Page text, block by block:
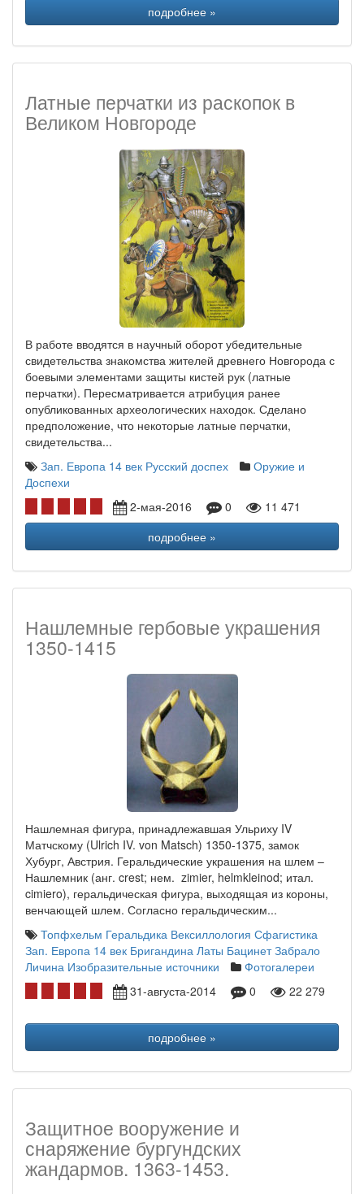
подробнее »
Латные перчатки из раскопок в
Великом Новгороде
В работе вводятся в научный оборот убедительные
свидетельства знакомства жителей древнего Новгорода с
боевыми элементами защиты кистей рук (латные
перчатки). Пересматривается атрибуция ранее
опубликованных археологических находок. Сделано
предположение, что некоторые латные перчатки,
свидетельства...
Зап. Европа 14 век Русский доспех
Оружие и
Доспехи
2-мая-2016
0
11 471
подробнее »
Нашлемные гербовые украшения
1350-1415
Нашлемная фигура, принадлежавшая Ульриху IV
Матчскому (Ulrich IV. von Matsch) 1350-1375, замок
Хубург, Австрия. Геральдические украшения на шлем –
Нашлемник (анг. crest; нем. zimier, helmkleinod; итал.
cimiero), геральдическая фигура, выходящая из короны,
венчающей шлем. Согласно геральдическим...
Топфхельм Геральдика Вексиллология Сфагистика
Зап. Европа 14 век Бригандина Латы Бацинет Забрало
Личина Изобразительные источники
Фотогалереи
31-августа-2014
0 22 279
подробнее »
Защитное вооружение и
снаряжение бургундских
жандармов. 1363-1453.